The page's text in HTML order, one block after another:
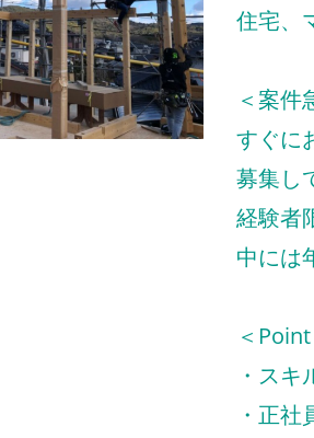
住宅、
＜案件
すぐに
募集し
経験者
中には
＜Point
・ス
・正